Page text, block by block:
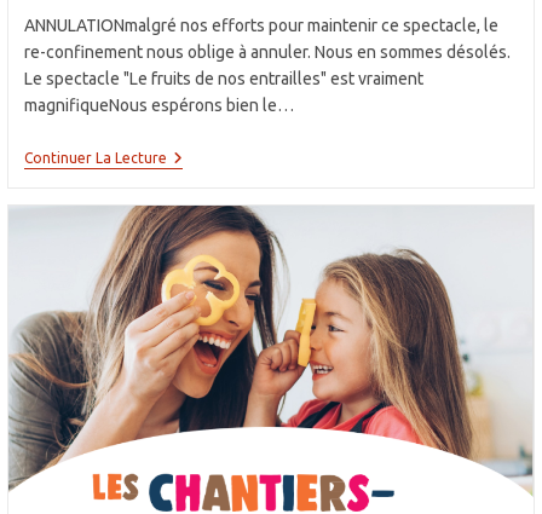
ANNULATIONmalgré nos efforts pour maintenir ce spectacle, le
re-confinement nous oblige à annuler. Nous en sommes désolés.
Le spectacle "Le fruits de nos entrailles" est vraiment
magnifiqueNous espérons bien le…
Continuer La LectureANNULATION
Fruit
De
Nos
Entrailles
Au
Théâtre
Saint-
Léon
Le
Mardi
24
Novembre